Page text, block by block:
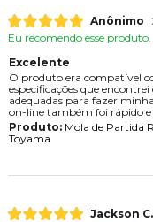
Anônimo
Eu recomendo esse produto.
Excelente
O produto era compatível
especificações que
adequadas para fazer
on-line também foi rápido e
Produto:Mola de Partida
Toyama
Jackson C.